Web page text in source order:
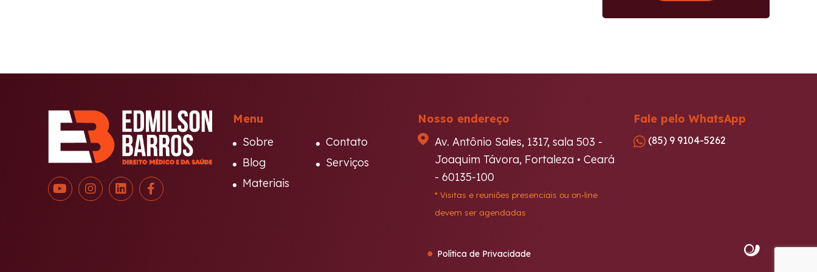
Menu
Sobre
Contato
Blog
Serviços
Materiais
Nosso endereço
Av. Antônio Sales, 1317, sala 503 -
Joaquim Távora, Fortaleza • Ceará
- 60135-100
* Visitas e reuniões presenciais ou on-line
devem ser agendadas
Fale pelo WhatsApp
(85) 9 9104-5262
● Política de Privacidade